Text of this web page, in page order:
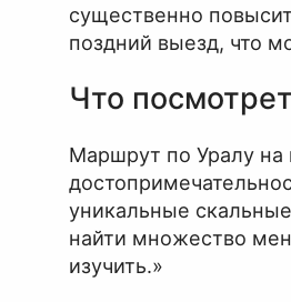
существенно
поздний выезд, что
Что
Маршрут по Уралу на
уникальные
найти множество
изучить.»